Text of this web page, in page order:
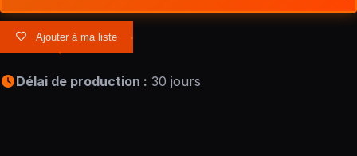
Ajouter à ma liste
Délai de production : 30 jours